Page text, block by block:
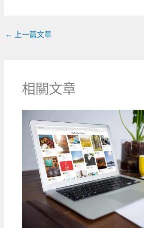
← 上一篇文章
相關文章